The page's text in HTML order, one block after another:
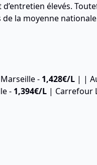
élevés.
la moyenne
- 1,428€/L | |
- 1,394€/L | Carrefour